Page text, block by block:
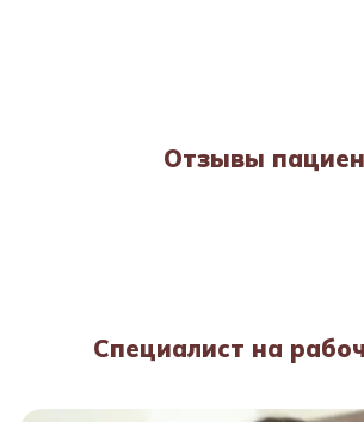
Отзывы
Специалист на